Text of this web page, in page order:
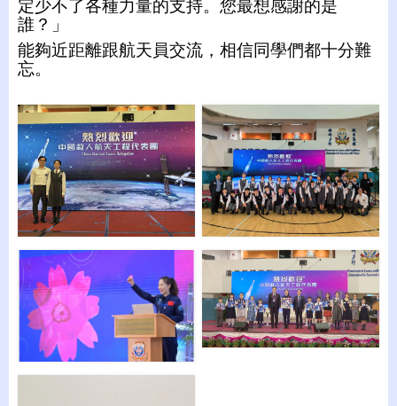
定少不了各種力量的支持。您最想感謝的是
誰？」
能夠近距離跟航天員交流，相信同學們都十分難
忘。